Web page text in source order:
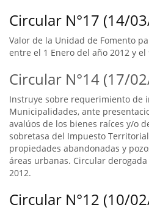
Circular N°17 (14/
Valor de la Unidad de Fomento
entre el 1 Enero del año 2012 y
Circular N°14 (17/
Instruye sobre requerimiento de
Municipalidades, ante
avalúos de los bienes raíces y/o
sobretasa del Impuesto
propiedades abandonadas y
áreas urbanas. Circular
2012.
Circular N°12 (10/